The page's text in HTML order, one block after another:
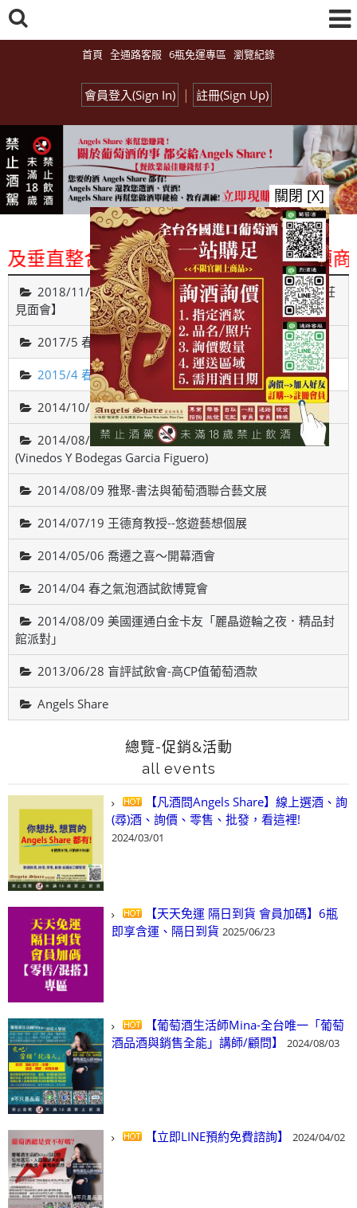
首頁 全通路客服 6瓶免運專區 瀏覽紀錄
會員登入(Sign In) | 註冊(Sign Up)
整合、一次購足」各國進口酒類商品
2018/11/26【Monday Red 之 遇見葡萄牙古城貴族酒莊
見面會】
2017/5 春之氣泡酒試飲博覽會
2015/4 春之氣泡酒試飲博覽會
2014/10/18智利-威帝偉士酒廠品酒會(VALDIVIESO)
2014/08/22 西班牙斗羅河產區，費加洛酒莊品酒會
(Vinedos Y Bodegas Garcia Figuero)
2014/08/09 雅聚-書法與葡萄酒聯合藝文展
2014/07/19 王德育教授--悠遊藝想個展
2014/05/06 喬遷之喜～開幕酒會
2014/04 春之氣泡酒試飲博覽會
2014/08/09 美國運通白金卡友「麗晶遊輪之夜．精品封
館派對」
2013/06/28 盲評試飲會-高CP值葡萄酒款
Angels Share
總覽-促銷&活動
all events
【凡酒問Angels Share】線上選酒、詢
(尋)酒、詢價、零售、批發，看這裡!
2024/03/01
【天天免運 隔日到貨 會員加碼】6瓶
即享含運、隔日到貨 2025/06/23
【葡萄酒生活師Mina-全台唯一「葡萄
酒品酒與銷售全能」講師/顧問】
2024/08/03
【立即LINE預約免費諮詢】 2024/04/02
關閉 [X]